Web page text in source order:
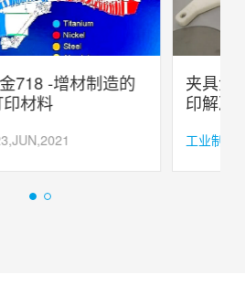
等固定装置的3D 打
案
22,JUN,2021
铬镍
主流
航空